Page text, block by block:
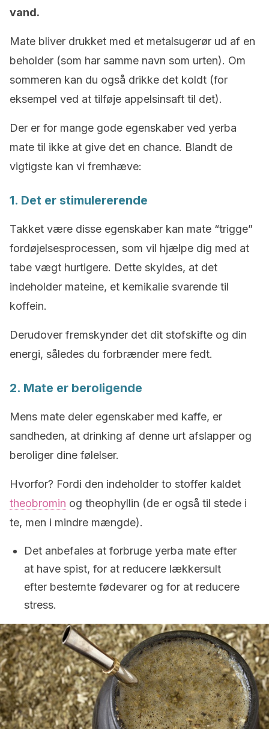
vand.
Mate bliver drukket med et metalsugerør ud af en
beholder (som har samme navn som urten). Om
sommeren kan du også drikke det koldt (for
eksempel ved at tilføje appelsinsaft til det).
Der er for mange gode egenskaber ved yerba
mate til ikke at give det en chance. Blandt de
vigtigste kan vi fremhæve:
1. Det er stimulererende
Takket være disse egenskaber kan mate “trigge”
fordøjelsesprocessen, som vil hjælpe dig med at
tabe vægt hurtigere. Dette skyldes, at det
indeholder mateine, et kemikalie svarende til
koffein.
Derudover fremskynder det dit stofskifte og din
energi, således du forbrænder mere fedt.
2. Mate er beroligende
Mens mate deler egenskaber med kaffe, er
sandheden, at drinking af denne urt afslapper og
beroliger dine følelser.
Hvorfor? Fordi den indeholder to stoffer kaldet
theobromin og theophyllin (de er også til stede i
te, men i mindre mængde).
Det anbefales at forbruge yerba mate efter
at have spist, for at reducere lækkersult
efter bestemte fødevarer og for at reducere
stress.